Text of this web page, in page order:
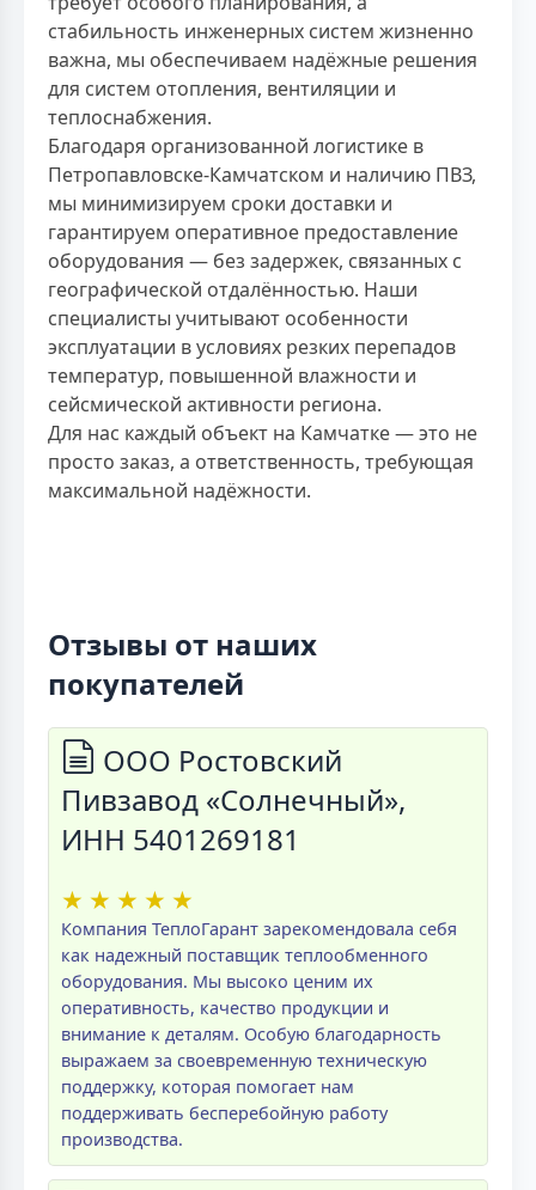
стабильность инженерных систем жизненно
важна, мы обеспечиваем надёжные решения
для систем отопления, вентиляции и
теплоснабжения.
Благодаря организованной логистике в
Петропавловске-Камчатском и наличию ПВЗ,
мы минимизируем сроки доставки и
гарантируем оперативное предоставление
оборудования — без задержек, связанных с
географической отдалённостью. Наши
специалисты учитывают особенности
эксплуатации в условиях резких перепадов
температур, повышенной влажности и
сейсмической активности региона.
Для нас каждый объект на Камчатке — это не
просто заказ, а ответственность, требующая
максимальной надёжности.
Отзывы от наших
покупателей
ООО Ростовский
Пивзавод «Солнечный»,
ИНН 5401269181
★ ★ ★ ★ ★
Компания ТеплоГарант зарекомендовала себя
как надежный поставщик теплообменного
оборудования. Мы высоко ценим их
оперативность, качество продукции и
внимание к деталям. Особую благодарность
выражаем за своевременную техническую
поддержку, которая помогает нам
поддерживать бесперебойную работу
производства.